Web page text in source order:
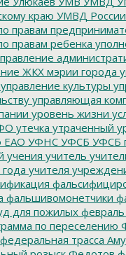
краю УМВД
правам
правам ребенка
ЖКХ мэрии города
управление культуры
управляющая
уровень жизни
утечка утраченный
ЕАО УФНС УФСБ УФСБ
учения учитель
учителя
фальшивомонетчики
для пожилых февраль
по переселению
федеральная трасса